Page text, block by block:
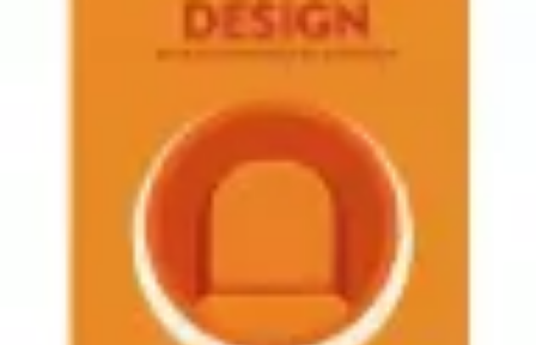
Marketing des MarquesDesign et
Tendances Histoires de Marques
Marques Iconiques